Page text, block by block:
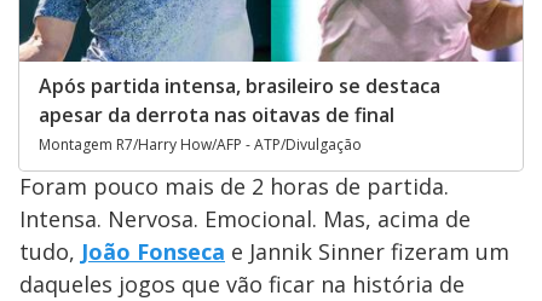
Após partida intensa, brasileiro se destaca
apesar da derrota nas oitavas de final
Montagem R7/Harry How/AFP - ATP/Divulgação
Foram pouco mais de 2 horas de partida.
Intensa. Nervosa. Emocional. Mas, acima de
tudo, João Fonseca e Jannik Sinner fizeram um
daqueles jogos que vão ficar na história de